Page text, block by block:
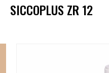
SICCOPLUS ZR 12